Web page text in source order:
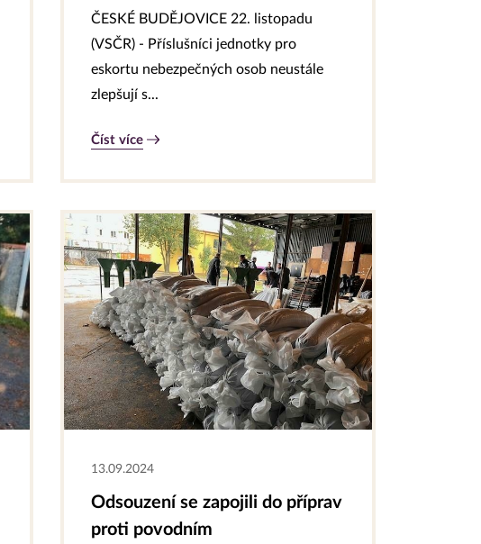
ČESKÉ BUDĚJOVICE 22. listopadu
(VSČR) - Příslušníci jednotky pro
eskortu nebezpečných osob neustále
zlepšují s...
Číst více
13.09.2024
Odsouzení se zapojili do příprav
proti povodním